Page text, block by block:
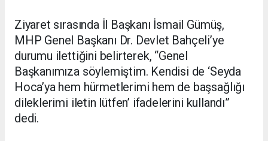
Ziyaret sırasında İl Başkanı İsmail Gümüş,
MHP Genel Başkanı Dr. Devlet Bahçeli’ye
durumu ilettiğini belirterek, “Genel
Başkanımıza söylemiştim. Kendisi de ‘Seyda
Hoca’ya hem hürmetlerimi hem de başsağlığı
dileklerimi iletin lütfen’ ifadelerini kullandı”
dedi.